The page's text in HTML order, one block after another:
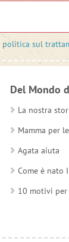
politica sul
Del Mondo
La nostra
Mamma per
Agata aiuta
Come è nato
10 motivi per